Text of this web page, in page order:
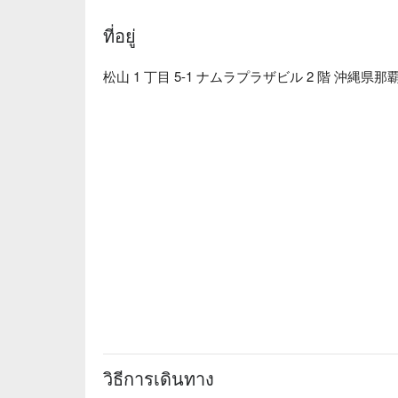
【Show Highlights】There are two showtimes
shows, solo and group acts, offering a diverse
ที่อยู่
松山 1 丁目 5-1 ナムラプラザビル 2 階 沖縄県那
วิธีการเดินทาง